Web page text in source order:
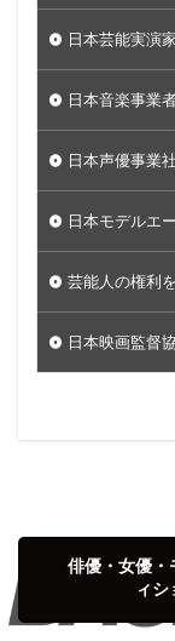
日本芸能実演
日本音楽事業
日本声優事業
日本モデルエ
芸能人の権利
日本映画監督
俳優・女優・
ィシ